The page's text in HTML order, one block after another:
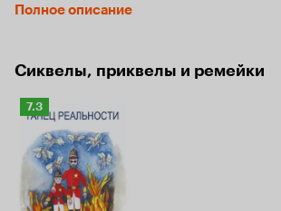
Полное описание
Сиквелы, приквелы и ремейки
Рейтинг
Кинопоиска
7.3
7.3